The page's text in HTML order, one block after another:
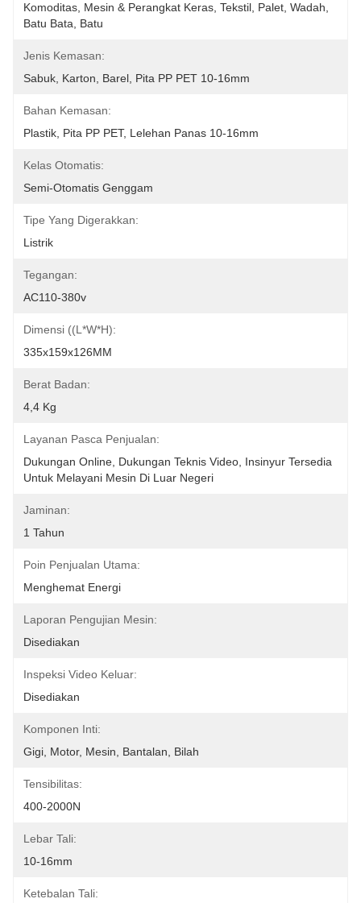
Komoditas, Mesin & Perangkat Keras, Tekstil, Palet, Wadah,
Batu Bata, Batu
Jenis Kemasan:
Sabuk, Karton, Barel, Pita PP PET 10-16mm
Bahan Kemasan:
Plastik, Pita PP PET, Lelehan Panas 10-16mm
Kelas Otomatis:
Semi-Otomatis Genggam
Tipe Yang Digerakkan:
Listrik
Tegangan:
AC110-380v
Dimensi ((L*W*H):
335x159x126MM
Berat Badan:
4,4 Kg
Layanan Pasca Penjualan:
Dukungan Online, Dukungan Teknis Video, Insinyur Tersedia
Untuk Melayani Mesin Di Luar Negeri
Jaminan:
1 Tahun
Poin Penjualan Utama:
Menghemat Energi
Laporan Pengujian Mesin:
Disediakan
Inspeksi Video Keluar:
Disediakan
Komponen Inti:
Gigi, Motor, Mesin, Bantalan, Bilah
Tensibilitas:
400-2000N
Lebar Tali:
10-16mm
Ketebalan Tali: